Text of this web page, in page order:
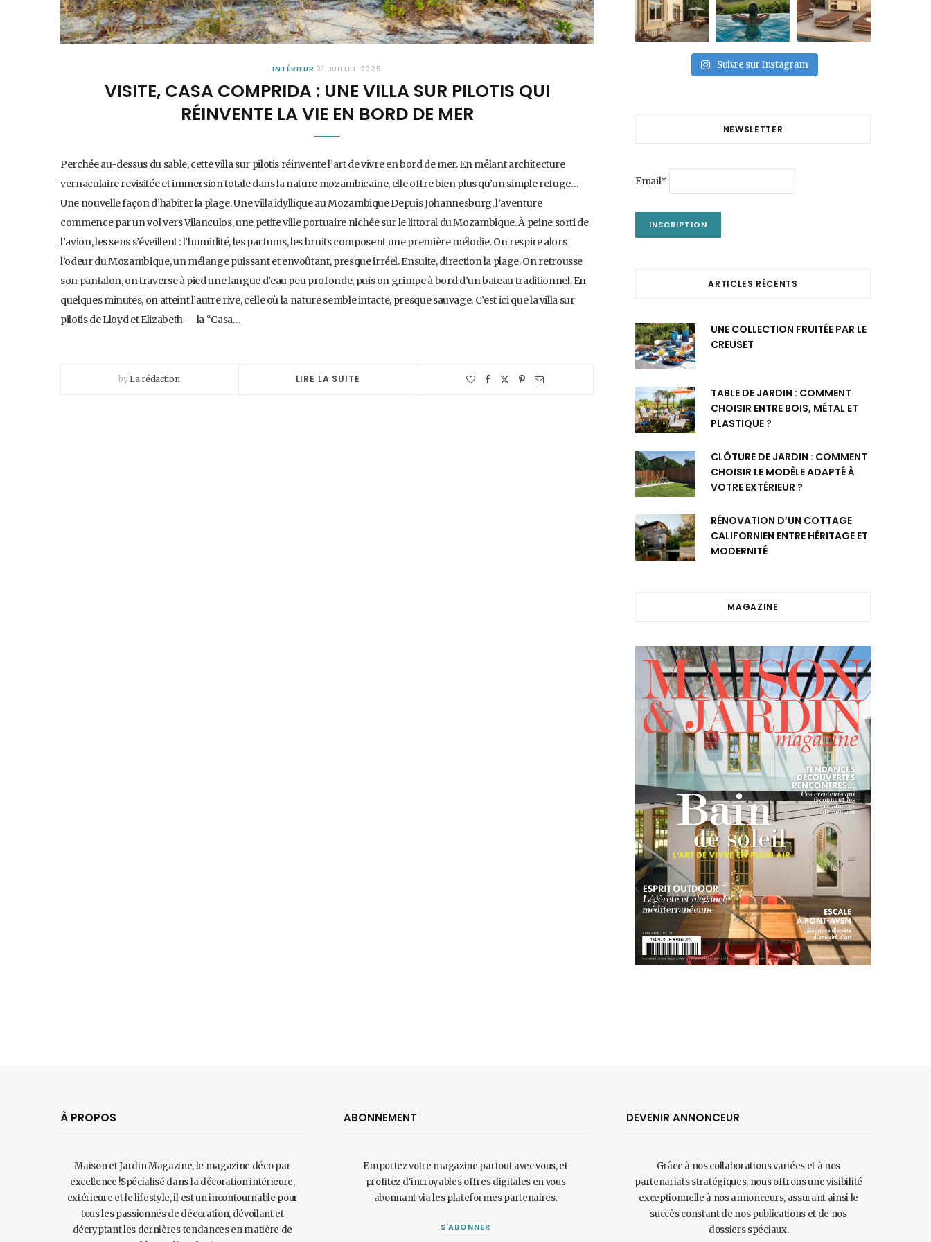
INTÉRIEUR 31 JUILLET 2025
VISITE, CASA COMPRIDA : UNE VILLA SUR PILOTIS QUI
RÉINVENTE LA VIE EN BORD DE MER
Perchée au-dessus du sable, cette villa sur pilotis réinvente l’art de vivre en bord de mer. En mêlant architecture
vernaculaire revisitée et immersion totale dans la nature mozambicaine, elle offre bien plus qu’un simple refuge…
Une nouvelle façon d’habiter la plage. Une villa idyllique au Mozambique Depuis Johannesburg, l’aventure
commence par un vol vers Vilanculos, une petite ville portuaire nichée sur le littoral du Mozambique. À peine sorti de
l’avion, les sens s’éveillent : l’humidité, les parfums, les bruits composent une première mélodie. On respire alors
l’odeur du Mozambique, un mélange puissant et envoûtant, presque irréel. Ensuite, direction la plage. On retrousse
son pantalon, on traverse à pied une langue d’eau peu profonde, puis on grimpe à bord d’un bateau traditionnel. En
quelques minutes, on atteint l’autre rive, celle où la nature semble intacte, presque sauvage. C’est ici que la villa sur
pilotis de Lloyd et Elizabeth — la “Casa…
byLa rédaction LIRE LA SUITE
Suivre sur Instagram
NEWSLETTER
Email*
ARTICLES RÉCENTS
UNE COLLECTION FRUITÉE PAR LE
CREUSET
TABLE DE JARDIN : COMMENT
CHOISIR ENTRE BOIS, MÉTAL ET
PLASTIQUE ?
CLÔTURE DE JARDIN : COMMENT
CHOISIR LE MODÈLE ADAPTÉ À
VOTRE EXTÉRIEUR ?
RÉNOVATION D’UN COTTAGE
CALIFORNIEN ENTRE HÉRITAGE ET
MODERNITÉ
MAGAZINE
À PROPOS
Maison et Jardin Magazine, le magazine déco par
excellence !Spécialisé dans la décoration intérieure,
extérieure et le lifestyle, il est un incontournable pour
tous les passionnés de décoration, dévoilant et
décryptant les dernières tendances en matière de
ABONNEMENT
Emportez votre magazine partout avec vous, et
profitez d’incroyables offres digitales en vous
abonnant via les plateformes partenaires.
S'ABONNER
DEVENIR ANNONCEUR
Grâce à nos collaborations variées et à nos
partenariats stratégiques, nous offrons une visibilité
exceptionnelle à nos annonceurs, assurant ainsi le
succès constant de nos publications et de nos
dossiers spéciaux.